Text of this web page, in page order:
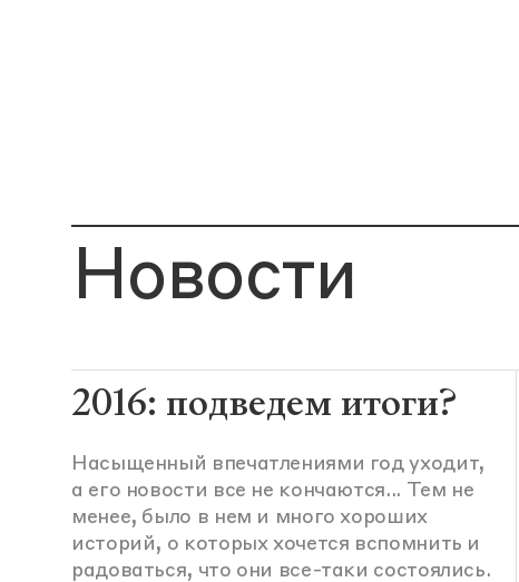
Новости
2016: подведем итоги?
Насыщенный впечатлениями год уходит,
а его новости все не кончаются... Тем не
менее, было в нем и много хороших
историй, о которых хочется вспомнить и
радоваться, что они все-таки состоялись.